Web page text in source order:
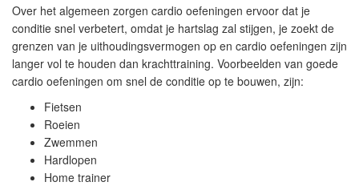
Over het algemeen zorgen cardio oefeningen ervoor dat je
conditie snel verbetert, omdat je hartslag zal stijgen, je zoekt de
grenzen van je uithoudingsvermogen op en cardio oefeningen zijn
langer vol te houden dan krachttraining. Voorbeelden van goede
cardio oefeningen om snel de conditie op te bouwen, zijn:
Fietsen
Roeien
Zwemmen
Hardlopen
Home trainer